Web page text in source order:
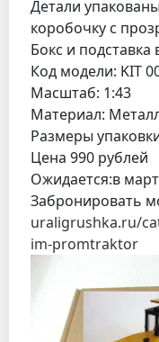
Детали
коробочку с
Бокс и
Код модели: KIT
Масштаб: 1:43
Материал:
Размеры
Цена 990 рублей
Ожидается:в
Забронировать
uraligrushka.ru/
im-promtraktor